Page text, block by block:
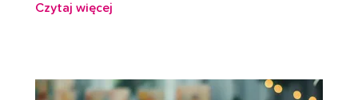
Czytaj więcej